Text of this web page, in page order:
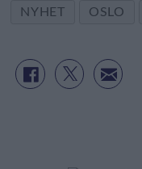
NYHET OSLO